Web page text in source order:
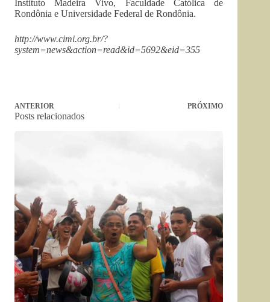
Instituto Madeira Vivo, Faculdade Católica de
Rondônia e Universidade Federal de Rondônia.
http://www.cimi.org.br/?
system=news&action=read&id=5692&eid=355
ANTERIOR PRÓXIMO
Posts relacionados